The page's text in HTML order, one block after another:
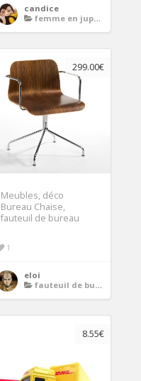
candice
femme en jupe courte et bas
299.00€
Meubles, déco
Bureau Chaise,
fauteuil de bureau
1
eloi
fauteuil de bureau
8.55€